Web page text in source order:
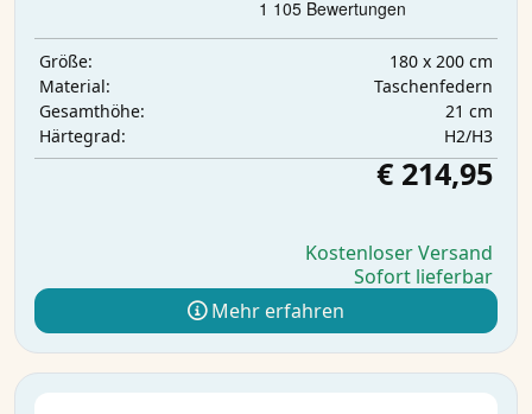
Größe:
180 x 200 cm
Material:
Taschenfedern
Gesamthöhe:
21 cm
Härtegrad:
H2/H3
€ 214,95
Kostenloser Versand
Sofort lieferbar
Mehr erfahren